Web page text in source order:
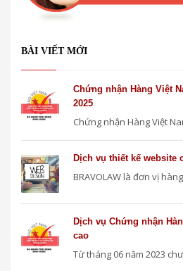
BÀI VIẾT MỚI
Chứng nhận Hàng Việt
2025
Chứng nhận Hàng Việt
Dịch vụ thiết kế website
BRAVOLAW là đơn vị
Dịch vụ Chứng nhận
cao
Từ tháng 06 năm 2023